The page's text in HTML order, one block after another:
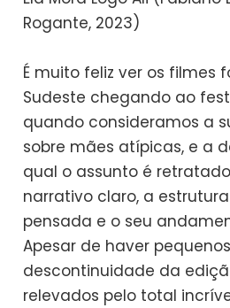
Rogante, 2023)
É muito feliz ver os filmes
Sudeste chegando ao
quando consideramos a
sobre mães atípicas, e a
qual o assunto é
narrativo claro, a
pensada e o seu
Apesar de haver
descontinuidade da
relevados pelo total